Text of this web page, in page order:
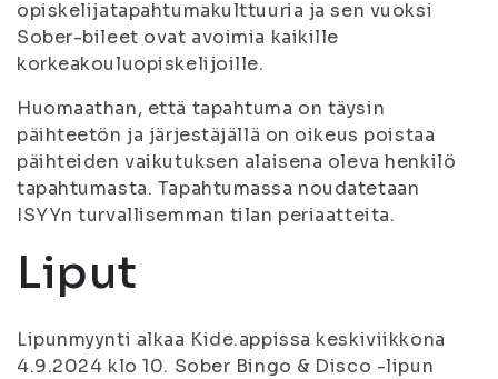
opiskelijatapahtumakulttuuria ja sen vuoksi
Sober-bileet ovat avoimia kaikille
korkeakouluopiskelijoille.
Huomaathan, että tapahtuma on täysin
päihteetön ja järjestäjällä on oikeus poistaa
päihteiden vaikutuksen alaisena oleva henkilö
tapahtumasta. Tapahtumassa noudatetaan
ISYYn turvallisemman tilan periaatteita.
Liput
Lipunmyynti alkaa Kide.appissa keskiviikkona
4.9.2024 klo 10. Sober Bingo & Disco -lipun